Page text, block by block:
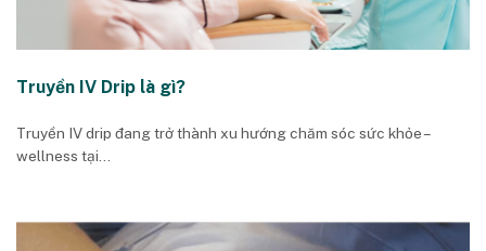
Truyền IV Drip là gì?
Truyền IV drip đang trở thành xu hướng chăm sóc sức khỏe –
wellness tại...